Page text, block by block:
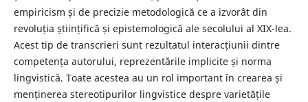
empiricism și de precizie metodologică ce a izvorât din
revoluția științifică și epistemologică ale secolului al XIX-lea.
Acest tip de transcrieri sunt rezultatul interacțiunii dintre
competența autorului, reprezentările implicite și norma
lingvistică. Toate acestea au un rol important în crearea și
menținerea stereotipurilor lingvistice despre varietățile